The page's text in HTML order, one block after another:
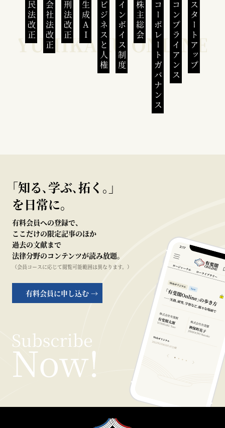
民法改正 会社法改正 刑法改正 生成AI ビジネスと人権インボイス制度 株主総会 コーポレートガバナンスコンプライアンススタートアップ
｢知る､学ぶ､拓く｡｣
を日常に。
有料会員への登録で、
ここだけの限定記事のほか
過去の文献まで
法律分野のコンテンツが読み放題。
（会員コースに応じて閲覧可能範囲は異なります。）
有料会員に申し込む →